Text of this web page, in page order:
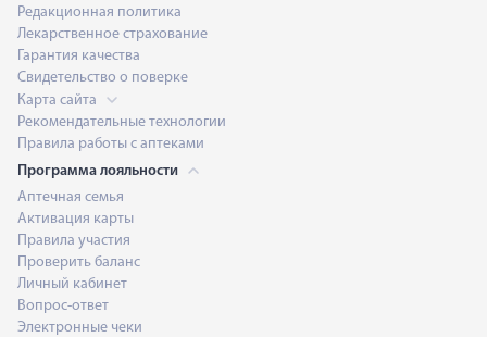
Редакционная политика
Лекарственное страхование
Гарантия качества
Свидетельство о поверке
Карта сайта
Рекомендательные технологии
Правила работы с аптеками
Программа лояльности
Аптечная семья
Активация карты
Правила участия
Проверить баланс
Личный кабинет
Вопрос-ответ
Электронные чеки